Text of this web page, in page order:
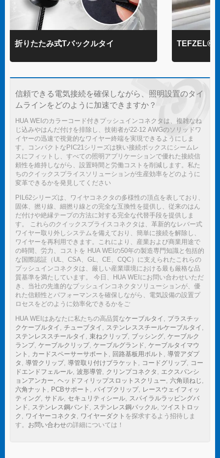
折りたたみ式Tバックルタイ TEFZEL®
信頼できる電気接続を確保しながら、照明設置のタイ
ムラインをどのように加速できますか？
HUA WEIのカラーコード付きプッシュインコネクタは、複雑なね
じ込みやはんだ付けを排除し、技術者が22-12 AWGのソリッドワ
イヤーの迅速で視覚的なワイヤー終端を実現できるようにしま
す。コンパクトなPIC21シリーズは狭い接続ボックスにシームレ
スにフィットし、すべての照明アプリケーションで優れた接続信
頼性を維持しながら、設置時間と労働コストを削減します。私た
ちのクイックスプライスソリューションが生産効率をどのように
変革できるかを発見してください
PIL62シリーズは、ワイヤコネクタの多様性の頂点を表しており、
固体、撚り線、細撚り線との完全な互換性を提供し、従来のはん
だ付けや絶縁テープの方法に対する完全な代替手段を提供しま
す。 これらのクイックスプライスコネクタは、革新的なレバー式
ワイヤー取り外しシステムを備えており、簡単に接続を解除し、
ワイヤーを再利用できます。これにより、産業および商業用途で
の時間、労力、コストを HUA WEIの50年の製造専門知識と包括的
な国際認証（UL、CSA、GL、CE、CQC）に支えられたこれらの
プッシュインコネクタは、厳しい産業環境における最も厳格な品
質基準を満たしています。 今日、HUA WEIにお問い合わせいただ
き、当社の先進的なプッシュインコネクタソリューションが、優
れた信頼性とパフォーマンスを確保しながら、電気設備の設置プ
ロセスをどのように効率化できるかをご
HUA WEIはあなたに私たちの高品質なケーブルタイ
プラスチッ
クケーブルタイ
チューブタイ ステンレススチールケーブルタイ
ステンレススチールタイ
束ねクリップ, ブッシング ケーブルク
ランプ, ケーブルクリップ, ケーブルグランド
ケーブルタイマウ
ント
カードスペーサーサポート 回路基板用ボルト
導管アダプ
タ
導管クリップ, 導管取り付けブラケット コードグリップ, コー
ドエンドフェルール 波形導管 クリンプコネクタ
エクスパンシ
ョンアンカー ヘッドフィリップスロットスクリュー 六角頭ねじ
六角ナット
PCBサポート パイプクリップ, レースウェイフィッ
ティング サドル セキュリティシール
スパイラルラッピングバ
ンド
ステンレス鋼バンド ステンレス鋼バックル ツイストロッ
ク
ワイヤーコネクタ ワイヤーダクト を探求するよう招待しま
す。 お問い合わせの詳細については！